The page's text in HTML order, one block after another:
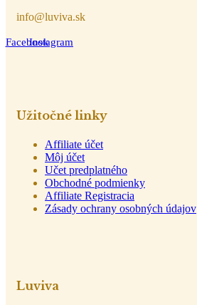
info@luviva.sk
FacebookInstagram
Užitočné linky
Affiliate účet
Môj účet
Učet predplatného
Obchodné podmienky
Affiliate Registracia
Zásady ochrany osobných údajov
Luviva